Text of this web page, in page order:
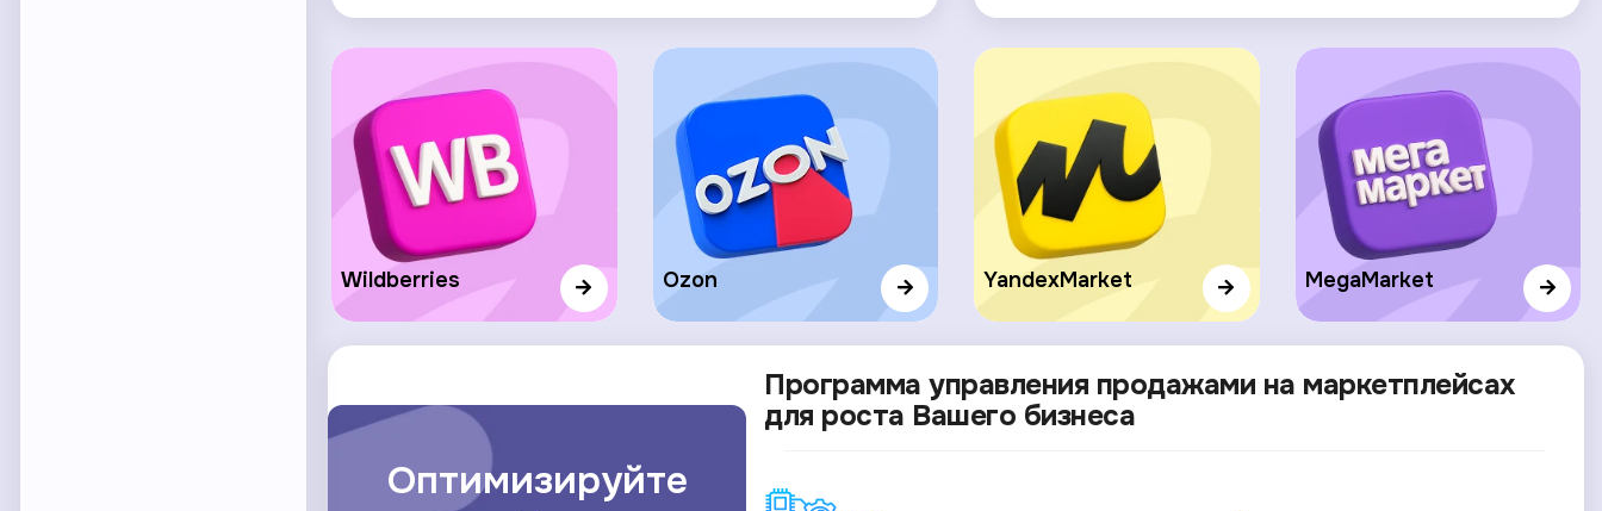
Wildberries Ozon YandexMarket MegaMarket
Оптимизируйте
Программа управления продажами на маркетплейсах
для роста Вашего бизнеса